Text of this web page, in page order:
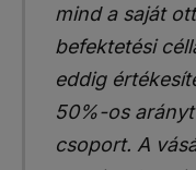
mind a saját
befektetési
eddig
50%-os
csoport. A